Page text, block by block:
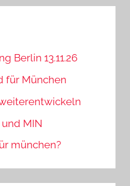
Berlin 13.11.26
für München
MIN
münchen?